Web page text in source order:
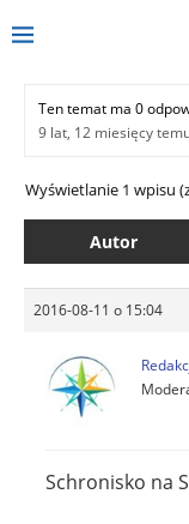
Ten temat ma 0
9 lat, 12 miesięcy
Wyświetlanie 1 wpisu
Autor
2016-08-11 o 15:04
Schronisko na